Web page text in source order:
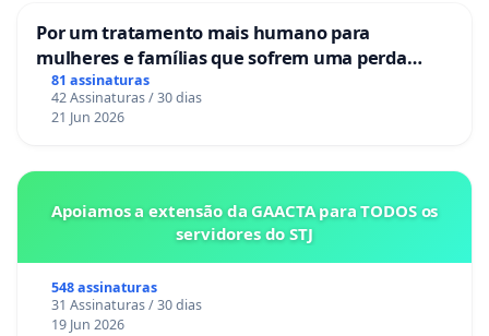
Por um tratamento mais humano para
mulheres e famílias que sofrem uma perda
gestacional nos hospitais portugueses
81 assinaturas
42 Assinaturas / 30 dias
21 Jun 2026
Apoiamos a extensão da GAACTA para TODOS os
servidores do STJ
548 assinaturas
31 Assinaturas / 30 dias
19 Jun 2026